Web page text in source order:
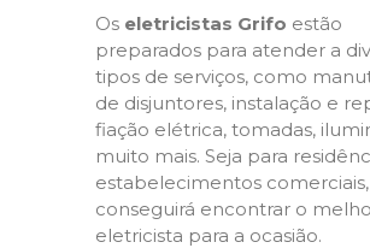
Os eletricistas Grifo estão
preparados para atender a
tipos de serviços, como
de disjuntores, instalação e
fiação elétrica, tomadas,
muito mais. Seja para
estabelecimentos
conseguirá encontrar o
eletricista para a ocasião.